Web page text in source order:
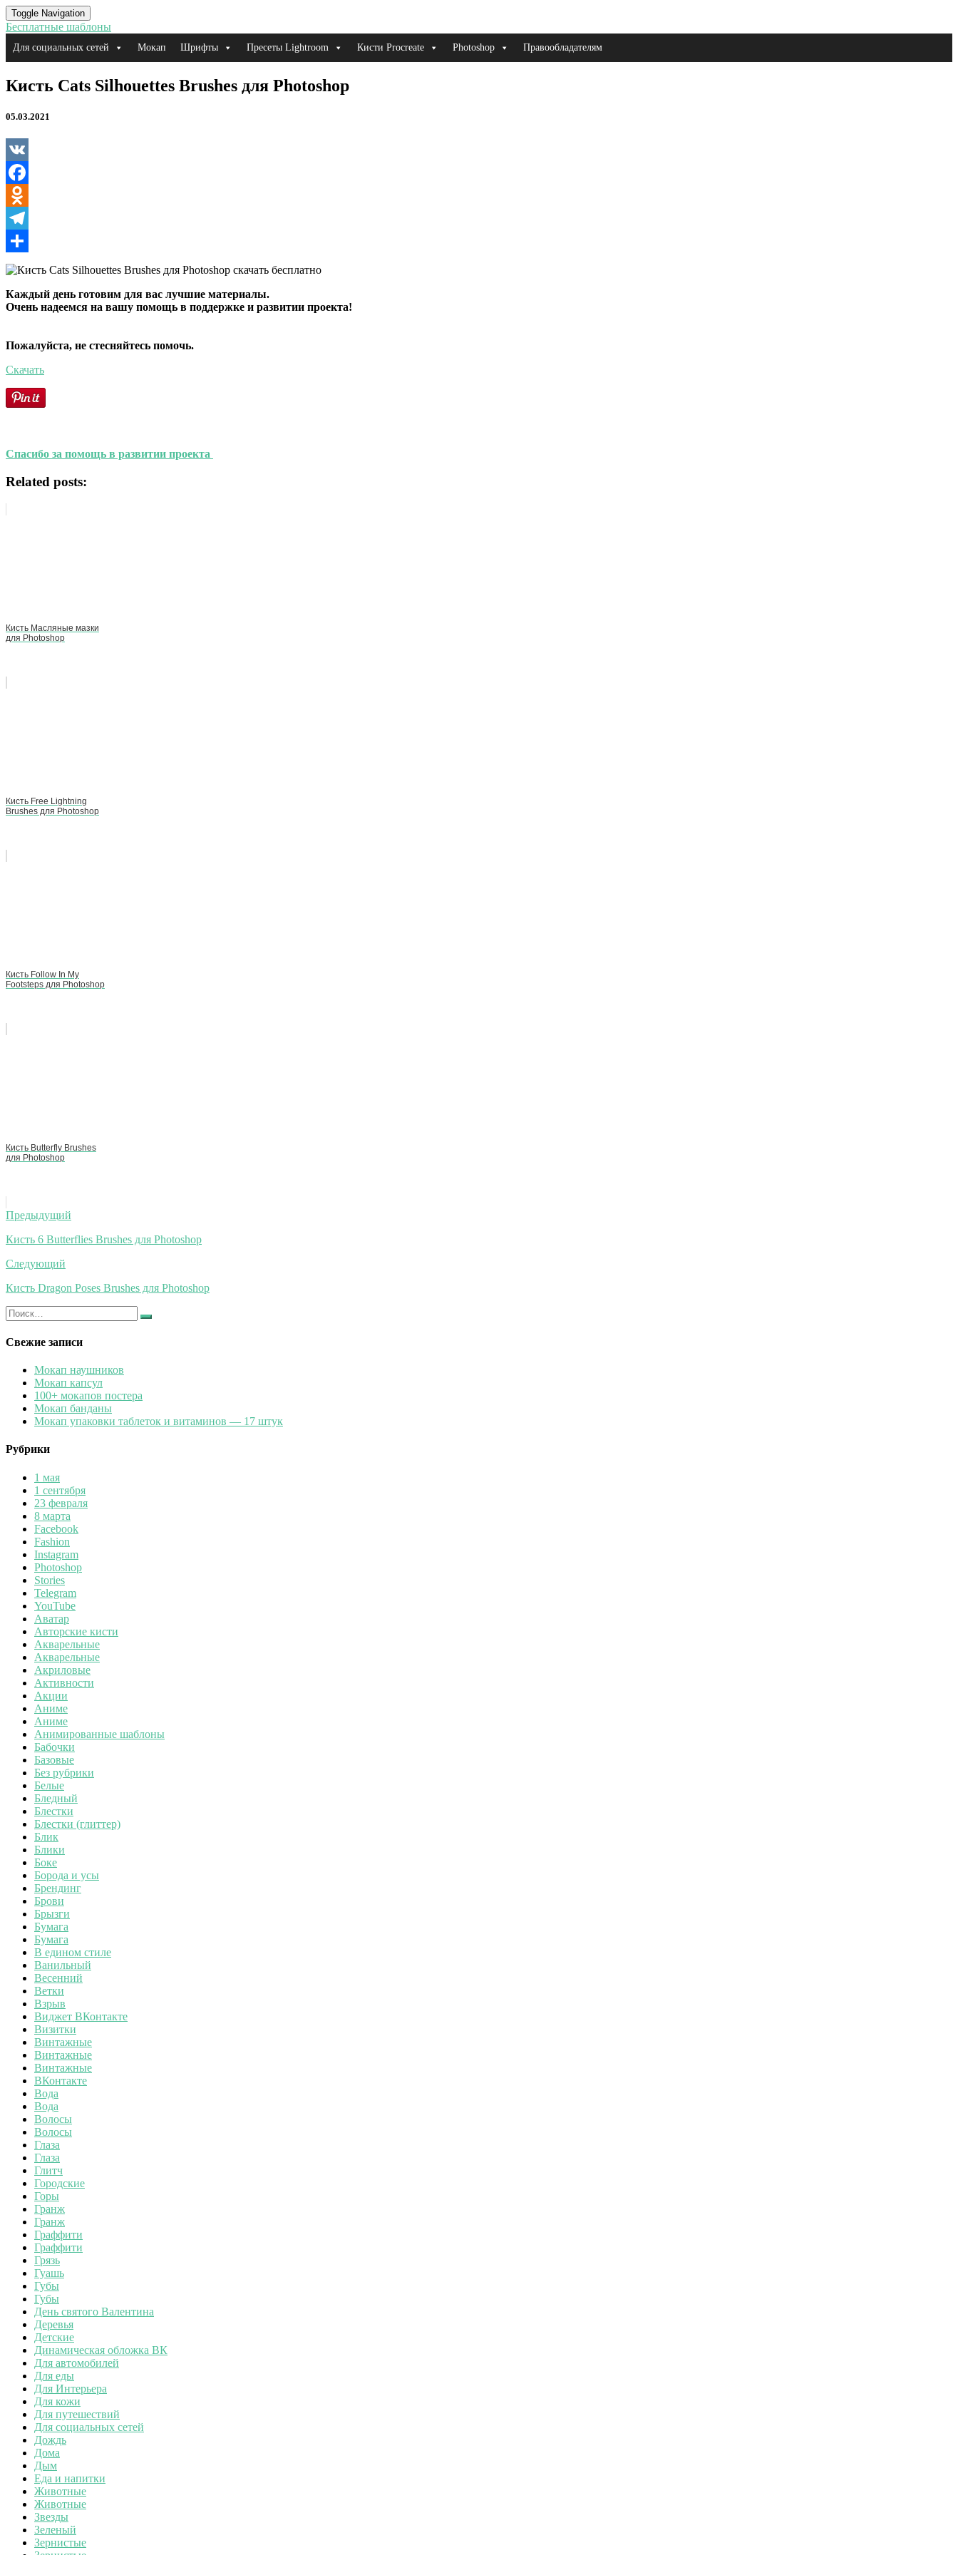
Toggle Navigation
Бесплатные шаблоны
Для социальных сетей Мокап Шрифты Пресеты Lightroom Кисти Procreate Photoshop Правообладателям
Кисть
Cats
Brushes
Photoshop
Кисть Cats Silhouettes Brushes для Photoshop
05.03.2021
VK
Facebook
Odnoklassniki
Telegram
Отправить
Каждый день готовим для вас лучшие материалы.
Очень надеемся на вашу помощь в поддержке и развитии проекта!
Пожалуйста, не стесняйтесь помочь.
Скачать
Спасибо за помощь в развитии проекта
Related posts:
Кисть Масляные мазки
для Photoshop
Кисть Free Lightning
Brushes для Photoshop
Кисть Follow In My
Footsteps для Photoshop
Кисть Butterfly Brushes
для Photoshop
Навигация
по
записям
Предыдущий
Кисть 6 Butterflies Brushes для Photoshop
Следующий
Кисть Dragon Poses Brushes для Photoshop
Искать:
Найти
Свежие записи
Мокап наушников
Мокап капсул
100+ мокапов постера
Мокап банданы
Мокап упаковки таблеток и витаминов — 17 штук
Рубрики
1 мая
1 сентября
23 февраля
8 марта
Facebook
Fashion
Instagram
Photoshop
Stories
Telegram
YouTube
Аватар
Авторские кисти
Акварельные
Акварельные
Акриловые
Активности
Акции
Аниме
Аниме
Анимированные шаблоны
Бабочки
Базовые
Без рубрики
Белые
Бледный
Блестки
Блестки (глиттер)
Блик
Блики
Боке
Борода и усы
Брендинг
Брови
Брызги
Бумага
Бумага
В едином стиле
Ванильный
Весенний
Ветки
Взрыв
Виджет ВКонтакте
Визитки
Винтажные
Винтажные
Винтажные
ВКонтакте
Вода
Вода
Волосы
Волосы
Глаза
Глаза
Глитч
Городские
Горы
Гранж
Гранж
Граффити
Граффити
Грязь
Гуашь
Губы
Губы
День святого Валентина
Деревья
Детские
Динамическая обложка ВК
Для автомобилей
Для еды
Для Интерьера
Для кожи
Для путешествий
Для социальных сетей
Дождь
Дома
Дым
Еда и напитки
Животные
Животные
Звезды
Зеленый
Зернистые